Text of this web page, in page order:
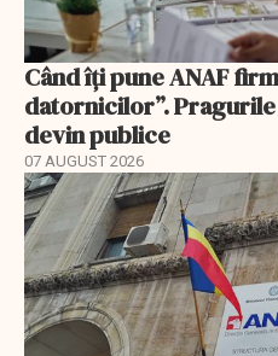
Când îți pune ANAF
datornicilor”.
devin publice
07 AUGUST 2026